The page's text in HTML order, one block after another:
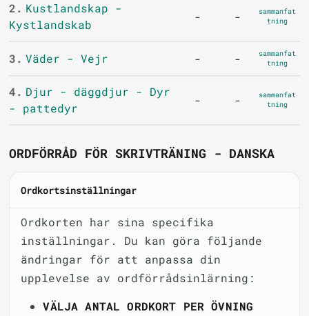
2. Kustlandskap -
Kystlandskab
- -
sammanfat
tning
3. Väder - Vejr - -
sammanfat
tning
4. Djur - däggdjur - Dyr
- pattedyr
- -
sammanfat
tning
ORDFÖRRÅD FÖR SKRIVTRÄNING - DANSKA
Ordkortsinställningar
Ordkorten har sina specifika
inställningar. Du kan göra följande
ändringar för att anpassa din
upplevelse av ordförrådsinlärning:
VÄLJA ANTAL ORDKORT PER ÖVNING